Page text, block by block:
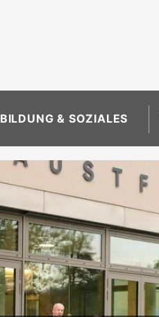
BILDUNG & SOZIALES